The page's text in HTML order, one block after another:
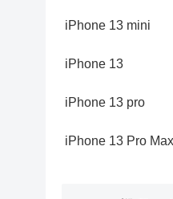
iPhone 13 mini
iPhone 13
iPhone 13 pro
iPhone 13 Pro Max